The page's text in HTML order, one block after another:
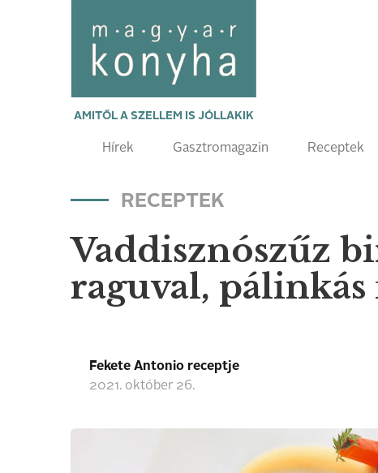
AMITŐL A SZELLEM IS JÓLLAKIK
Hírek Gasztromagazin Receptek
RECEPTEK
Vaddisznószűz
raguval, pálinkás
Fekete Antonio receptje
2021. október 26.